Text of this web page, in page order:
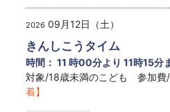
2026 09月12日（土）
きんしこうタイム
時間： 11 時00分より 11時15分
対象/18歳未満のこども 参加
着】